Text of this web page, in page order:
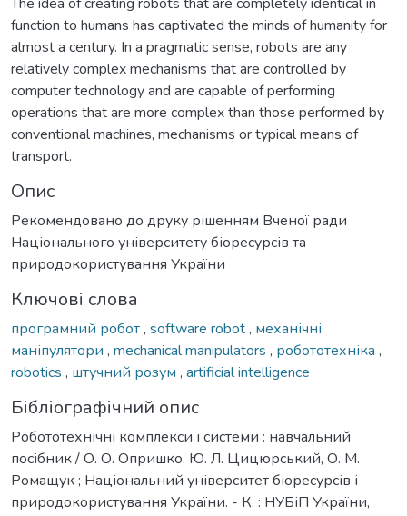
function to humans has captivated the minds of humanity for
almost a century. In a pragmatic sense, robots are any
relatively complex mechanisms that are controlled by
computer technology and are capable of performing
operations that are more complex than those performed by
conventional machines, mechanisms or typical means of
transport.
Опис
Рекомендовано до друку рішенням Вченої ради
Національного університету біоресурсів та
природокористування України
Ключові слова
програмний робот, software robot, механічні
маніпулятори , mechanical manipulators , робототехніка ,
robotics , штучний розум , artificial intelligence
Бібліографічний опис
Робототехнічні комплекси і системи : навчальний
посібник / О. О. Опришко, Ю. Л. Цицюрський, О. М.
Ромащук ; Національний університет біоресурсів і
природокористування України. - К. : НУБіП України,